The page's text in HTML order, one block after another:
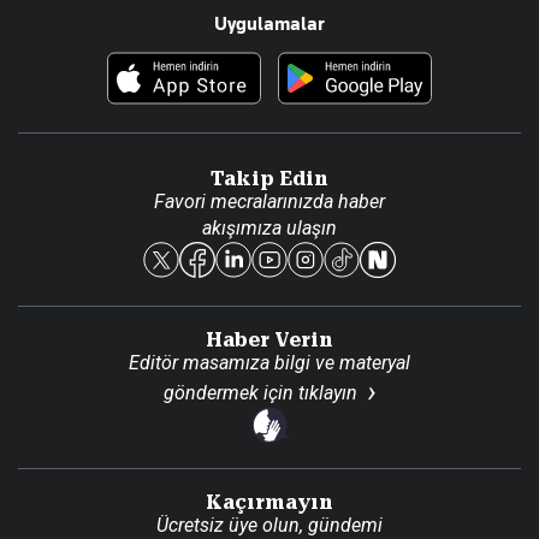
Foto Haber
Künye
Reklam Ver
Uygulamalar
Takip Edin
Favori mecralarınızda haber
akışımıza ulaşın
Haber Verin
Editör masamıza bilgi ve materyal
göndermek için tıklayın
Kaçırmayın
Ücretsiz üye olun, gündemi